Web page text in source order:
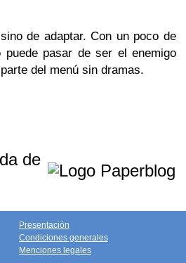
de adaptar. Con un poco de
puede pasar de ser el enemigo
del menú sin dramas.
de
Presentación
Condiciones generales
Menciones legales